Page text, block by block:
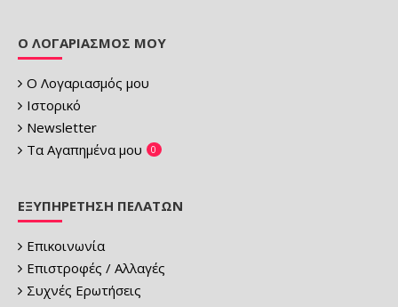
Ο ΛΟΓΑΡΙΑΣΜΌΣ ΜΟΥ
Ο Λογαριασμός μου
Ιστορικό
Newsletter
Τα Αγαπημένα μου
0
ΕΞΥΠΗΡΈΤΗΣΗ ΠΕΛΑΤΏΝ
Επικοινωνία
Επιστροφές / Αλλαγές
Συχνές Ερωτήσεις